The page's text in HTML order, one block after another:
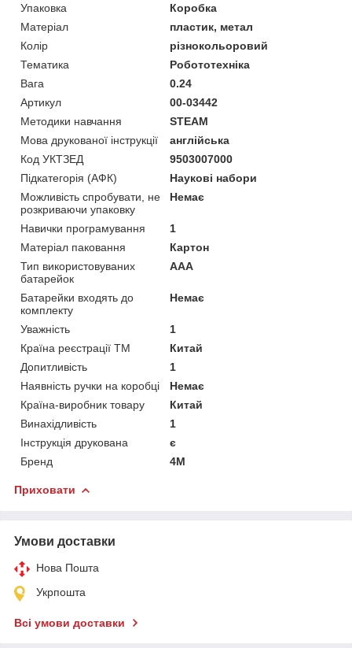
Упаковка
Коробка
Матеріал
пластик, метал
Колір
різнокольоровий
Тематика
Робототехніка
Вага
0.24
Артикул
00-03442
Методики навчання
STEAM
Мова друкованої інструкції
англійська
Код УКТЗЕД
9503007000
Підкатегорія (АФК)
Наукові набори
Можливість спробувати, не
розкриваючи упаковку
Немає
Навички програмування
1
Матеріал паковання
Картон
Тип використовуваних
батарейок
AAA
Батарейки входять до
комплекту
Немає
Уважність
1
Країна реєстрації ТМ
Китай
Допитливість
1
Наявність ручки на коробці
Немає
Країна-виробник товару
Китай
Винахідливість
1
Інструкція друкована
є
Бренд
4M
Приховати
Умови доставки
Нова Пошта
Укрпошта
Всі умови доставки